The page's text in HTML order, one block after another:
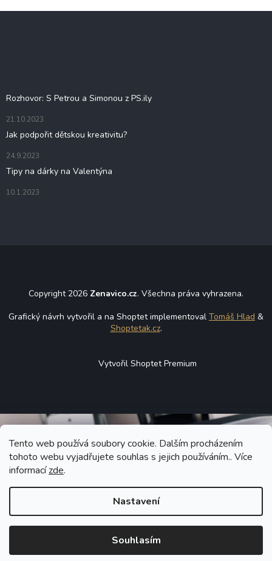
Tento web používá soubory cookie. Dalším procházením
tohoto webu vyjadřujete souhlas s jejich používáním.. Více
informacízde.
Nastavení
Souhlasím
Rozhovor: S Petrou a Simonou z PS.ily
21.10.2023
Jak podpořit dětskou kreativitu?
24.9.2023
Tipy na dárky na Valentýna
10.1.2023
Copyright 2026 Zenavico.cz. Všechna práva vyhrazena.
Grafický návrh vytvořil a na Shoptet implementoval Tomáš Hlad &
Shoptetak.cz.
Vytvořil Shoptet Premium